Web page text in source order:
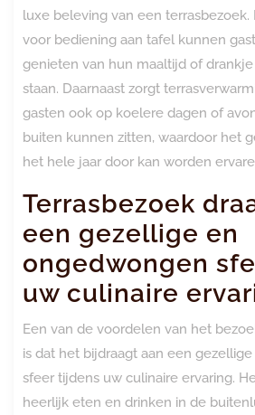
luxe beleving van een
voor bediening aan tafel kunnen
genieten van hun maaltijd of
staan. Daarnaast zorgt
gasten ook op koelere dagen of
buiten kunnen zitten, waardoor het
het hele jaar door kan worden
Terrasbezoek
een gezellige en
ongedwongen
uw culinaire
Een van de voordelen van het
is dat het bijdraagt aan een
sfeer tijdens uw culinaire ervaring.
heerlijk eten en drinken in de